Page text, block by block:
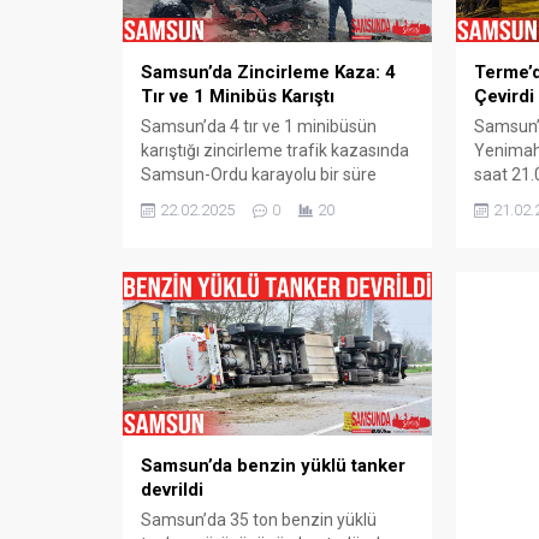
Samsun’da Zincirleme Kaza: 4
Tır ve 1 Minibüs Karıştı
Samsun’da 4 tır ve 1 minibüsün
karıştığı zincirleme trafik kazasında
Samsun-Ordu karayolu bir süre
trafiğe kapalı kaldı. 4 Tır ve 1
Minibüs’ün karıştığı Zincirleme
ilçesi Hastane Kavşağı’nda
meydana geldi. Alınan bilgiye göre,
Samsun-Ordu karayolu üzerinde
seyir etmekte olan 4 tır ve 1
minibüs, kırmızı ışıklarda kar...
22.02.2025 0 20
Çevirdi
saat
çıkan
döndü.
Samsun’da benzin yüklü tanker
devrildi
Samsun’da 35 ton benzin yüklü
Araç Birbirine Girdi
03.03.2025 0
Kazası
03.03.2025